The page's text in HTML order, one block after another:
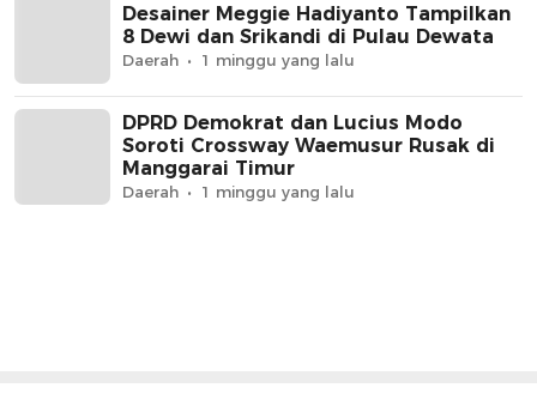
Desainer Meggie Hadiyanto Tampilkan
8 Dewi dan Srikandi di Pulau Dewata
Daerah 1 minggu yang lalu
DPRD Demokrat dan Lucius Modo
Soroti Crossway Waemusur Rusak di
Manggarai Timur
Daerah 1 minggu yang lalu